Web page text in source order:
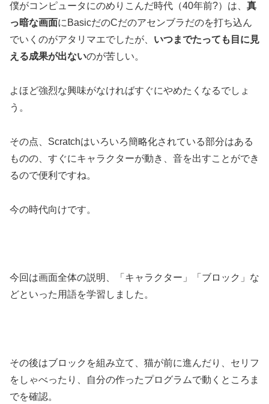
僕がコンピュータにのめりこんだ時代（40年前?）は、 真
っ暗な画面にBasicだのCだのアセンブラだのを打ち込ん
でいくのがアタリマエでしたが、 いつまでたっても目に見
える成果が出ないのが苦しい。
よほど強烈な興味がなければすぐにやめたくなるでしょ
う。
その点、Scratchはいろいろ簡略化されている部分はある
ものの、すぐにキャラクターが動き、音を出すことができ
るので便利ですね。
今の時代向けです。
今回は画面全体の説明、「キャラクター」「ブロック」な
どといった用語を学習しました。
その後はブロックを組み立て、猫が前に進んだり、セリフ
をしゃべったり、自分の作ったプログラムで動くところま
でを確認。